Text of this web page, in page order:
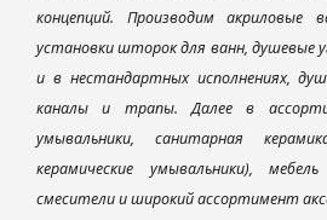
концепций. Производим акриловые
установки шторок для ванн, душевые
и в нестандартных исполнениях,
каналы и трапы. Далее в
умывальники, санитарная
керамические умывальники),
смесители и широкий ассортимент